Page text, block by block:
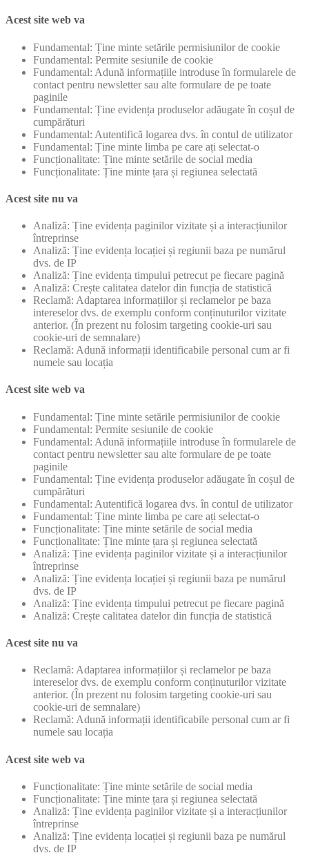
Acest site web va
Fundamental: Ține minte setările permisiunilor de cookie
Fundamental: Permite sesiunile de cookie
Fundamental: Adună informațiile introduse în formularele de
contact pentru newsletter sau alte formulare de pe toate
paginile
Fundamental: Ține evidența produselor adăugate în coșul de
cumpărături
Fundamental: Autentifică logarea dvs. în contul de utilizator
Fundamental: Ține minte limba pe care ați selectat-o
Funcționalitate: Ține minte setările de social media
Funcționalitate: Ține minte țara și regiunea selectată
Acest site nu va
Analiză: Ține evidența paginilor vizitate și a interacțiunilor
întreprinse
Analiză: Ține evidența locației și regiunii baza pe numărul
dvs. de IP
Analiză: Ține evidența timpului petrecut pe fiecare pagină
Analiză: Crește calitatea datelor din funcția de statistică
Reclamă: Adaptarea informațiilor și reclamelor pe baza
intereselor dvs. de exemplu conform conținuturilor vizitate
anterior. (În prezent nu folosim targeting cookie-uri sau
cookie-uri de semnalare)
Reclamă: Adună informații identificabile personal cum ar fi
numele sau locația
Acest site web va
Fundamental: Ține minte setările permisiunilor de cookie
Fundamental: Permite sesiunile de cookie
Fundamental: Adună informațiile introduse în formularele de
contact pentru newsletter sau alte formulare de pe toate
paginile
Fundamental: Ține evidența produselor adăugate în coșul de
cumpărături
Fundamental: Autentifică logarea dvs. în contul de utilizator
Fundamental: Ține minte limba pe care ați selectat-o
Funcționalitate: Ține minte setările de social media
Funcționalitate: Ține minte țara și regiunea selectată
Analiză: Ține evidența paginilor vizitate și a interacțiunilor
întreprinse
Analiză: Ține evidența locației și regiunii baza pe numărul
dvs. de IP
Analiză: Ține evidența timpului petrecut pe fiecare pagină
Analiză: Crește calitatea datelor din funcția de statistică
Acest site nu va
Reclamă: Adaptarea informațiilor și reclamelor pe baza
intereselor dvs. de exemplu conform conținuturilor vizitate
anterior. (În prezent nu folosim targeting cookie-uri sau
cookie-uri de semnalare)
Reclamă: Adună informații identificabile personal cum ar fi
numele sau locația
Acest site web va
Funcționalitate: Ține minte setările de social media
Funcționalitate: Ține minte țara și regiunea selectată
Analiză: Ține evidența paginilor vizitate și a interacțiunilor
întreprinse
Analiză: Ține evidența locației și regiunii baza pe numărul
dvs. de IP